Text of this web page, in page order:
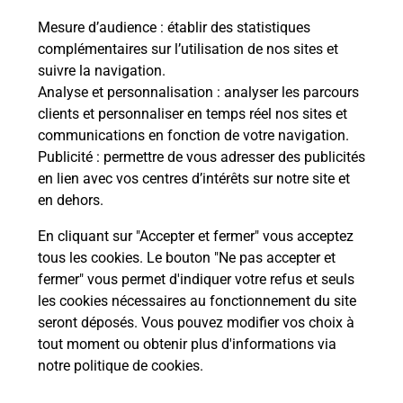
Mesure d’audience : établir des statistiques
complémentaires sur l’utilisation de nos sites et
suivre la navigation.
Analyse et personnalisation : analyser les parcours
clients et personnaliser en temps réel nos sites et
communications en fonction de votre navigation.
Publicité : permettre de vous adresser des publicités
en lien avec vos centres d’intérêts sur notre site et
en dehors.
En cliquant sur "Accepter et fermer" vous acceptez
tous les cookies. Le bouton "Ne pas accepter et
fermer" vous permet d'indiquer votre refus et seuls
les cookies nécessaires au fonctionnement du site
seront déposés. Vous pouvez modifier vos choix à
tout moment ou obtenir plus d'informations via
notre politique de cookies.
Vous cherchez à passer votre permis bateau à
Bayonne (64100) ? Découvrez l'offre proposée par
La Poste.
En savoir plus
Je réserve ma session
Pyrénées Atlantiques
BAYONNE